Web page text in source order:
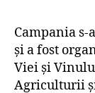
Campania s-
și a fost
Viei și
Agriculturii